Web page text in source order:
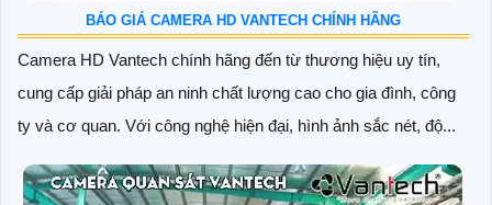
BÁO GIÁ CAMERA HD VANTECH CHÍNH HÃNG
Camera HD Vantech chính hãng đến từ thương hiệu uy tín,
cung cấp giải pháp an ninh chất lượng cao cho gia đình, công
ty và cơ quan. Với công nghệ hiện đại, hình ảnh sắc nét, độ...